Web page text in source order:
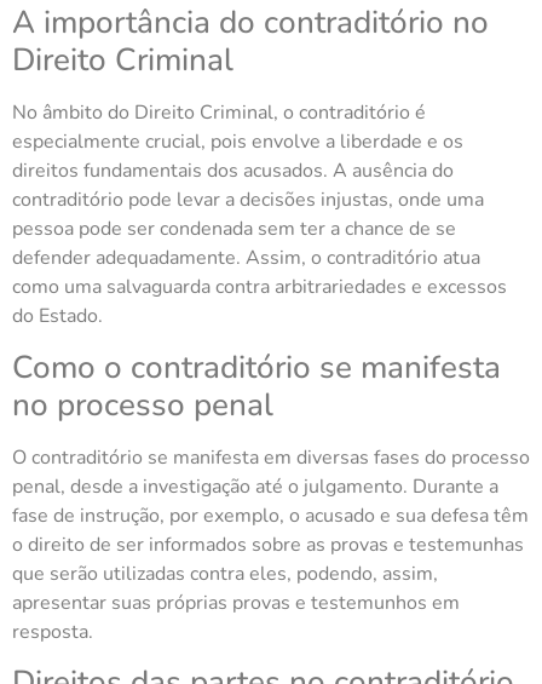
A importância do contraditório no
Direito Criminal
No âmbito do Direito Criminal, o contraditório é
especialmente crucial, pois envolve a liberdade e os
direitos fundamentais dos acusados. A ausência do
contraditório pode levar a decisões injustas, onde uma
pessoa pode ser condenada sem ter a chance de se
defender adequadamente. Assim, o contraditório atua
como uma salvaguarda contra arbitrariedades e excessos
do Estado.
Como o contraditório se manifesta
no processo penal
O contraditório se manifesta em diversas fases do processo
penal, desde a investigação até o julgamento. Durante a
fase de instrução, por exemplo, o acusado e sua defesa têm
o direito de ser informados sobre as provas e testemunhas
que serão utilizadas contra eles, podendo, assim,
apresentar suas próprias provas e testemunhos em
resposta.